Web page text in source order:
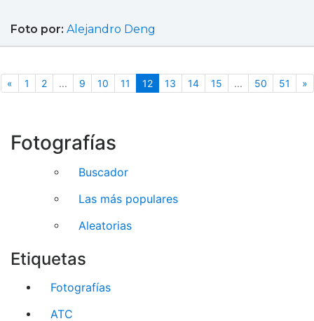
Foto por: Alejandro Deng
«Anterior
1 2 ... 9 10 11 12(actual)
13 14 15 ... 50 51 »
Fotografías
Buscador
Las más populares
Aleatorias
Etiquetas
Fotografías
ATC